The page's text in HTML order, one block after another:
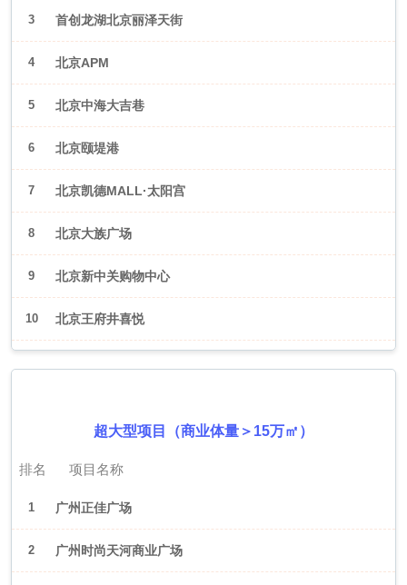
3 首创龙湖北京丽泽天街
4 北京APM
5 北京中海大吉巷
6 北京颐堤港
7 北京凯德MALL·太阳宫
8 北京大族广场
9 北京新中关购物中心
10 北京王府井喜悦
超大型项目（商业体量＞15万㎡）
排名 项目名称
1 广州正佳广场
2 广州时尚天河商业广场